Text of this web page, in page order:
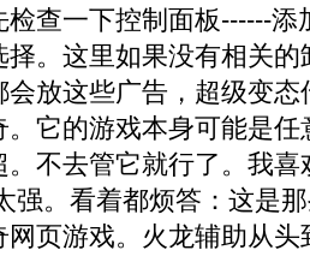
查一下控制面板------添
。这里如果没有相关
会放这些广告，超级变
它的游戏本身可能是
。不去管它就行了。我
强。看着都烦答：这是
网页游戏。火龙辅助从